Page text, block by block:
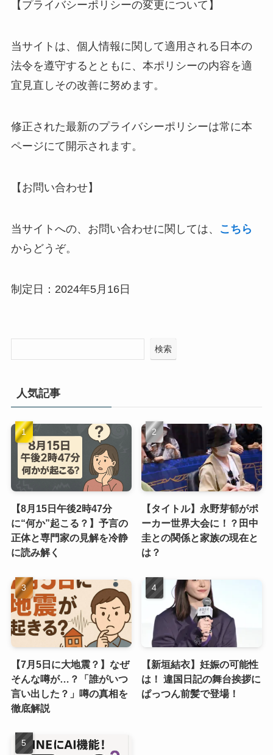
【プライバシーポリシーの変更について】
当サイトは、個人情報に関して適用される日本の
法令を遵守するとともに、本ポリシーの内容を適
宜見直しその改善に努めます。
修正された最新のプライバシーポリシーは常に本
ページにて開示されます。
【お問い合わせ】
当サイトへの、お問い合わせに関しては、
こちら
からどうぞ。
制定日：2024年5月16日
検索
人気記事
【8月15日午後2時47分
に“何か”起こる？】予言の
正体と専門家の見解を冷静
に読み解く
【タイトル】永野芽郁がポ
ーカー世界大会に！？田中
圭との関係と家族の現在と
は？
【7月5日に大地震？】なぜ
そんな噂が…？「誰がいつ
言い出した？」噂の真相を
徹底解説
【新垣結衣】妊娠の可能性
は！ 違国日記の舞台挨拶に
ぱっつん前髪で登場！